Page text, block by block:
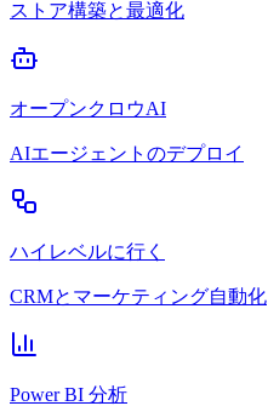
ストア構築と最適化
オープンクロウAI
AIエージェントのデプロイ
ハイレベルに行く
CRMとマーケティング自動化
Power BI 分析